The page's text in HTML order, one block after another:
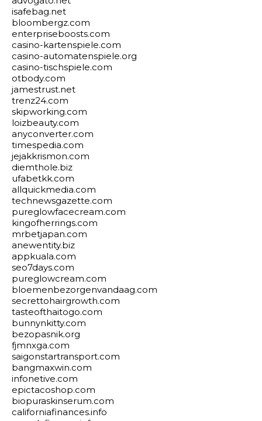
isafebag.net
bloombergz.com
enterpriseboosts.com
casino-kartenspiele.com
casino-automatenspiele.org
casino-tischspiele.com
otbody.com
jamestrust.net
trenz24.com
skipworking.com
loizbeauty.com
anyconverter.com
timespedia.com
jejakkrismon.com
diemthole.biz
ufabetkk.com
allquickmedia.com
technewsgazette.com
pureglowfacecream.com
kingofherrings.com
mrbetjapan.com
anewentity.biz
appkuala.com
seo7days.com
pureglowcream.com
bloemenbezorgenvandaag.com
secrettohairgrowth.com
tasteofthaitogo.com
bunnynkitty.com
bezopasnik.org
fjmnxga.com
saigonstartransport.com
bangmaxwin.com
infonetive.com
epictacoshop.com
biopuraskinserum.com
californiafinances.info